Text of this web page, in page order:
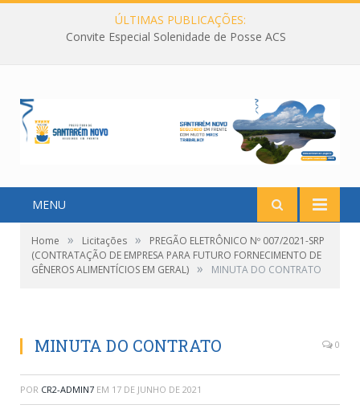
ÚLTIMAS PUBLICAÇÕES:
Convite Especial Solenidade de Posse ACS
MENU
Home » Licitações »
PREGÃO ELETRÔNICO Nº 007/2021-SRP
(CONTRATAÇÃO DE EMPRESA PARA FUTURO FORNECIMENTO DE
GÊNEROS ALIMENTÍCIOS EM GERAL) » MINUTA DO CONTRATO
MINUTA DO CONTRATO 0
POR CR2-ADMIN7 EM 17 DE JUNHO DE 2021